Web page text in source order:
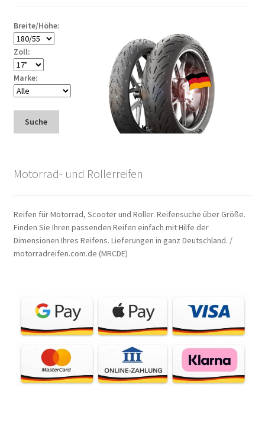
Breite/Höhe:
Zoll:
Marke:
Suche
Motorrad- und Rollerreifen
Reifen für Motorrad, Scooter und Roller. Reifensuche über Größe.
Finden Sie Ihren passenden Reifen einfach mit Hilfe der
Dimensionen Ihres Reifens. Lieferungen in ganz Deutschland. /
motorradreifen.com.de (MRCDE)